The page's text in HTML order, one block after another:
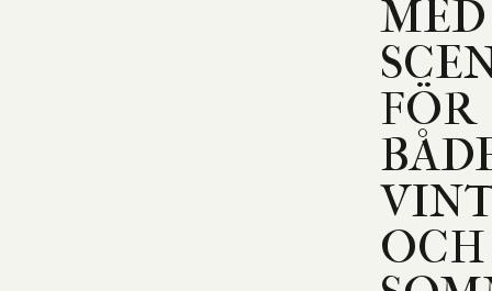
MED
FÖR
OCH